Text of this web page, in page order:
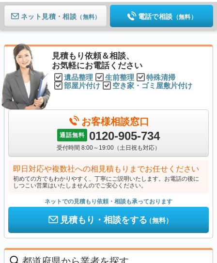
ネット見積 （無料） 電話で相談 （無料）
見積もり依頼＆相談、
お気軽にお電話ください
遺品整理 生前整理
特殊清掃
部屋片付け
空き家・ゴミ屋敷片付け
お客様相談窓口
通話無料 0120-905-734
受付時間 8:00～19:00（土日祝も対応）
即日対応や複数社への相見積もりまでお任せください
初めての方でもわかりやすく、丁寧にご説明いたします。お電話の後に
しつこい営業はいたしませんのでご安心ください。
ネットでの見積もり依頼・相談も承っております
見積もり・相談をする（無料）